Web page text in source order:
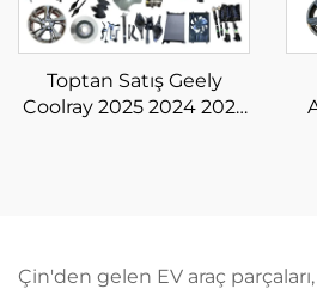
Toptan Satış Geely
Coolray 2025 2024 2023
Çin'den gelen EV araç